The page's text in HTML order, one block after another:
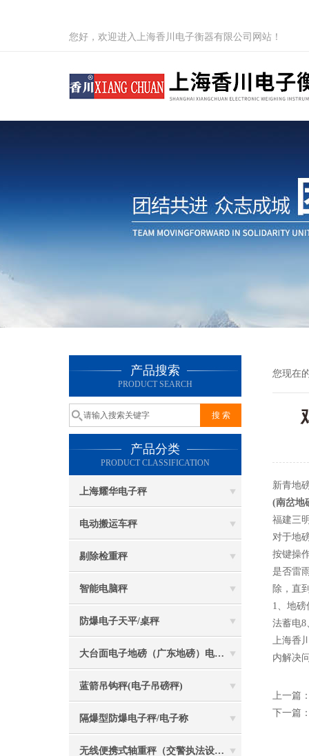
您好，欢迎进入上海香川电子衡器有限公司网站！
产品搜索
PRODUCT SEARCH
产品分类
PRODUCT CLASSIFICATION
上海耀华电子秤
电动搬运车秤
剔除检重秤
智能电脑秤
防爆电子天平/桌秤
大台面电子地磅（广东地磅）电子汽车衡
蓝箭吊钩秤(电子吊磅秤)
隔爆型防爆电子秤/电子称
无线便携式轴重秤（交警执法设备）
您现在
新青地
(南岔地
福建三
对于地
按键操
是否雷
除，直
1、地
法蓄电
上海香
内解决
上一篇
下一篇